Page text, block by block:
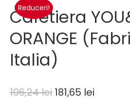
Reduceri!
Cafetiera
ORANGE
Italia)
196,24lei 181,65 lei